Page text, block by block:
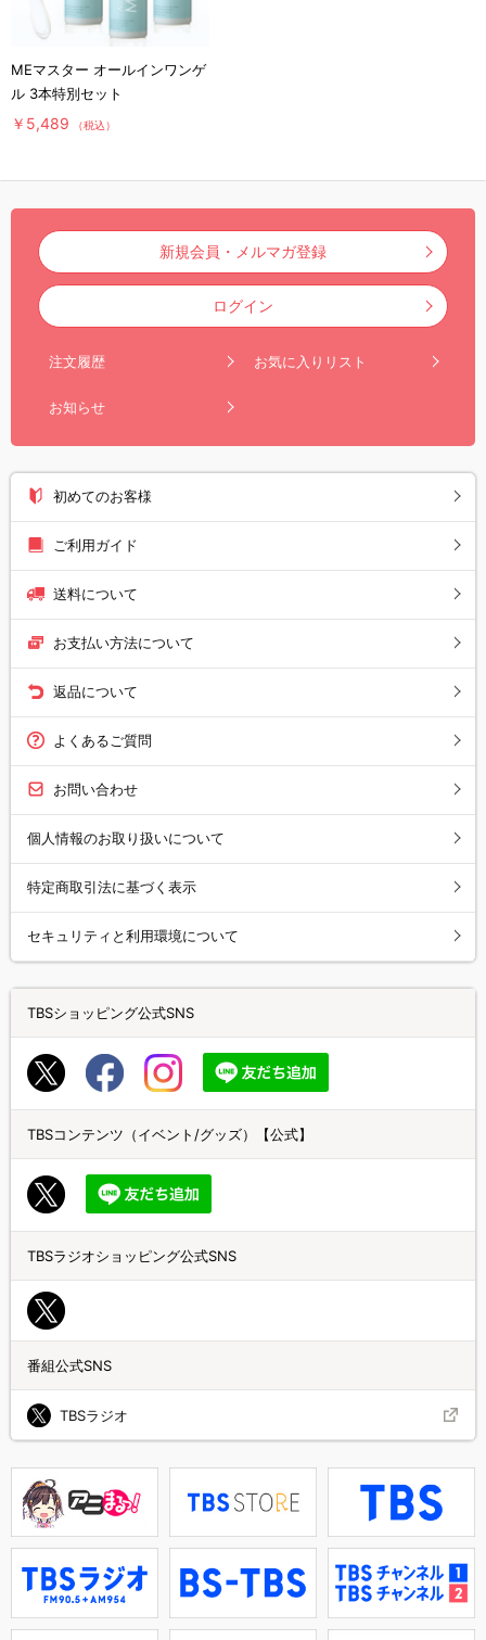
MEマスター オールインワンゲ
ル 3本特別セット
￥5,489 （税込）
新規会員・メルマガ登録
ログイン
注文履歴 お気に入りリスト
お知らせ
初めてのお客様
ご利用ガイド
送料について
お支払い方法について
返品について
よくあるご質問
お問い合わせ
個人情報のお取り扱いについて
特定商取引法に基づく表示
セキュリティと利用環境について
TBSショッピング公式SNS
TBSコンテンツ（イベント/グッズ）【公式】
TBSラジオショッピング公式SNS
番組公式SNS
TBSラジオ